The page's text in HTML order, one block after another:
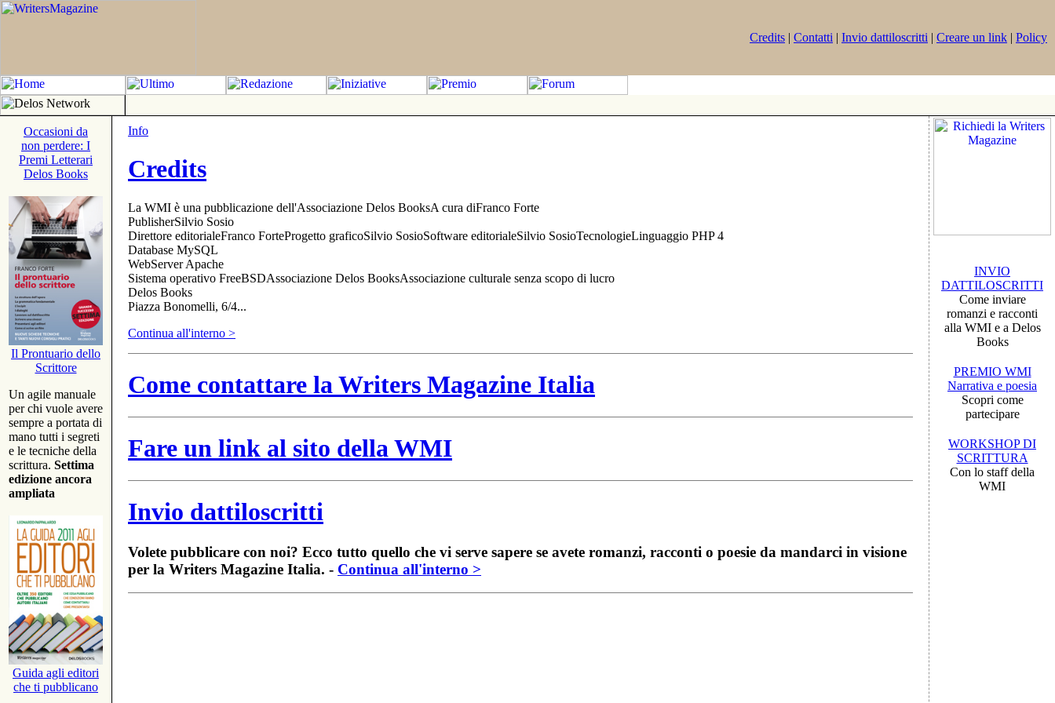
Credits | Contatti | Invio dattiloscritti | Creare un link | Policy
Occasioni da
non perdere: I
Premi Letterari
Delos Books
Il Prontuario dello
Scrittore
Un agile manuale
per chi vuole avere
sempre a portata di
mano tutti i segreti
e le tecniche della
scrittura. Settima
edizione ancora
ampliata
Guida agli editori
che ti pubblicano
Info
Credits
La WMI è una pubblicazione dell'Associazione Delos BooksA cura diFranco Forte
PublisherSilvio Sosio
Direttore editorialeFranco ForteProgetto graficoSilvio SosioSoftware editorialeSilvio SosioTecnologieLinguaggio PHP 4
Database MySQL
WebServer Apache
Sistema operativo FreeBSDAssociazione Delos BooksAssociazione culturale senza scopo di lucro
Delos Books
Piazza Bonomelli, 6/4...
Continua all'interno >
Come contattare la Writers Magazine Italia
Fare un link al sito della WMI
Invio dattiloscritti
Volete pubblicare con noi? Ecco tutto quello che vi serve sapere se avete romanzi, racconti o poesie da mandarci in visione
per la Writers Magazine Italia. - Continua all'interno >
INVIO
DATTILOSCRITTI
Come inviare
romanzi e racconti
alla WMI e a Delos
Books
PREMIO WMI
Narrativa e poesia
Scopri come
partecipare
WORKSHOP DI
SCRITTURA
Con lo staff della
WMI